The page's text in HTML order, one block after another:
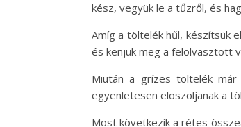
kész, vegyük le a tűzről, és
Amíg a töltelék hűl, készítsük
és kenjük meg a felolvasztott
Miután a grízes töltelék már
egyenletesen eloszoljanak a
Most következik a rétes